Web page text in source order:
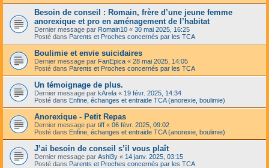
Besoin de conseil : Romain, frère d’une jeune femme
anorexique et pro en aménagement de l’habitat
Dernier message par Romain10 « 30 mai 2025, 16:25
Posté dans Parents et Proches concernés par les TCA
Boulimie et envie suicidaires
Dernier message par FanEpica « 28 mai 2025, 14:05
Posté dans Parents et Proches concernés par les TCA
Un témoignage de plus.
Dernier message par kArela « 19 févr. 2025, 14:34
Posté dans Enfine, échanges et entraide TCA (anorexie, boulimie)
Anorexique - Petit Repas
Dernier message par tiff « 06 févr. 2025, 09:02
Posté dans Enfine, échanges et entraide TCA (anorexie, boulimie)
J’ai besoin de conseil s’il vous plaît
Dernier message par Ashl3y « 14 janv. 2025, 03:15
Posté dans Parents et Proches concernés par les TCA